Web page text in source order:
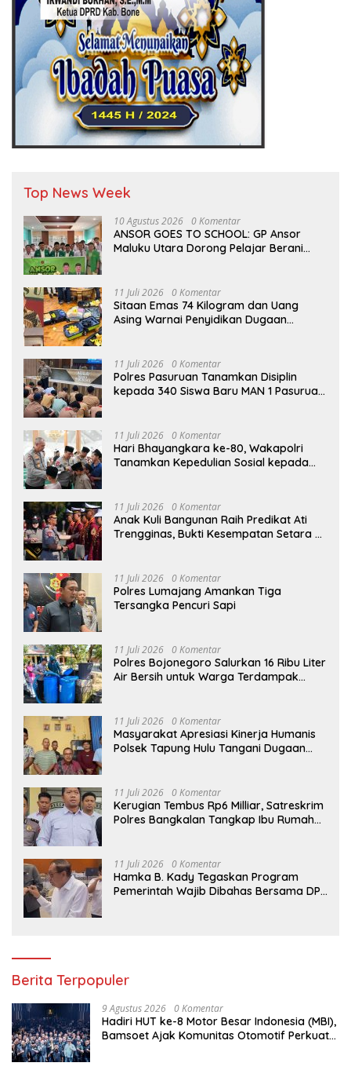
Top News Week
10 Agustus 2026 0 Komentar
ANSOR GOES TO SCHOOL: GP Ansor
Maluku Utara Dorong Pelajar Berani
11 Juli 2026 0 Komentar
Sitaan Emas 74 Kilogram dan Uang
Asing Warnai Penyidikan Dugaan
11 Juli 2026 0 Komentar
Polres Pasuruan Tanamkan Disiplin
kepada 340 Siswa Baru MAN 1 Pasuruan,
11 Juli 2026 0 Komentar
Hari Bhayangkara ke-80, Wakapolri
Tanamkan Kepedulian Sosial kepada
11 Juli 2026 0 Komentar
Anak Kuli Bangunan Raih Predikat Ati
Trengginas, Bukti Kesempatan Setara di
11 Juli 2026 0 Komentar
Polres Lumajang Amankan Tiga
Tersangka Pencuri Sapi
11 Juli 2026 0 Komentar
Polres Bojonegoro Salurkan 16 Ribu Liter
Air Bersih untuk Warga Terdampak
11 Juli 2026 0 Komentar
Masyarakat Apresiasi Kinerja Humanis
Polsek Tapung Hulu Tangani Dugaan
11 Juli 2026 0 Komentar
Kerugian Tembus Rp6 Milliar, Satreskrim
Polres Bangkalan Tangkap Ibu Rumah
11 Juli 2026 0 Komentar
Hamka B. Kady Tegaskan Program
Pemerintah Wajib Dibahas Bersama DPR
Berita Terpopuler
9 Agustus 2026 0 Komentar
Hadiri HUT ke-8 Motor Besar Indonesia (MBI),
Bamsoet Ajak Komunitas Otomotif Perkuat